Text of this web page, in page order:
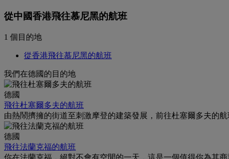
從中國香港飛往慕尼黑的航班
1 個目的地
從香港飛往慕尼黑的航班
我們在德國的目的地
德國
飛往杜塞爾多夫的航班
由熱鬧擠擁的街道至刺激摩登的建築發展，前往杜塞爾多夫的航
德國
飛往法蘭克福的航班
你在法蘭克福，絕對不會有空閒的一天，這是一個值得你為其商